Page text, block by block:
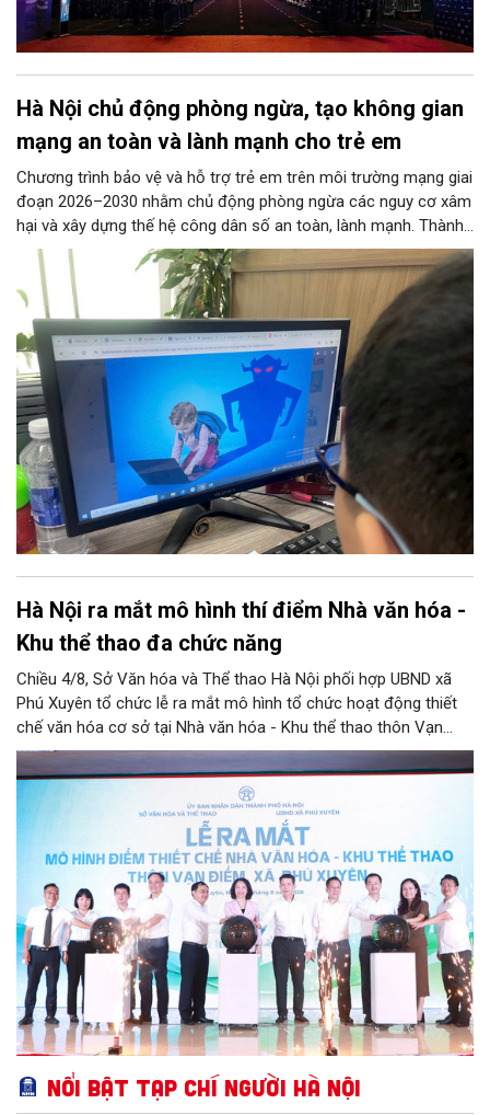
Hà Nội chủ động phòng ngừa, tạo không gian
mạng an toàn và lành mạnh cho trẻ em
Chương trình bảo vệ và hỗ trợ trẻ em trên môi trường mạng giai
đoạn 2026–2030 nhằm chủ động phòng ngừa các nguy cơ xâm
hại và xây dựng thế hệ công dân số an toàn, lành mạnh. Thành
phố đề ra các chỉ tiêu lớn như phổ cập giải pháp an ninh mạng
tại các trường học, ngăn chặn thông tin độc hại từ đường
truyền Internet và hỗ trợ 100% trẻ em bị xâm hại. 11 nhóm
nhiệm vụ trọng tâm được giao cho các sở, ngành thực hiện
đồng bộ, từ hoàn thiện pháp lý, phát triển công nghệ AI, hạ tầng
IPv6 đến truyền thông và hỗ trợ sức khỏe tâm thần. Bên cạnh
đó, chương trình siết chặt trách nhiệm của doanh nghiệp công
nghệ, viễn thông và đơn vị cung cấp trò chơi điện tử trong việc
gỡ bỏ nội dung độc hại và bảo vệ thông tin riêng tư của trẻ.
Hà Nội ra mắt mô hình thí điểm Nhà văn hóa -
Khu thể thao đa chức năng
Chiều 4/8, Sở Văn hóa và Thể thao Hà Nội phối hợp UBND xã
Phú Xuyên tổ chức lễ ra mắt mô hình tổ chức hoạt động thiết
chế văn hóa cơ sở tại Nhà văn hóa - Khu thể thao thôn Vạn
Điểm, xã Phú Xuyên.
Nổi bật Tạp chí Người Hà Nội